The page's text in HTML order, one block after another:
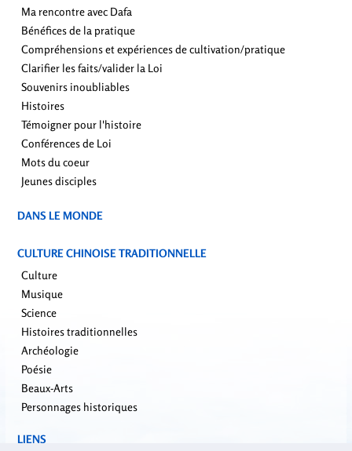
Ma rencontre avec Dafa
Bénéfices de la pratique
Compréhensions et expériences de cultivation/pratique
Clarifier les faits/valider la Loi
Souvenirs inoubliables
Histoires
Témoigner pour l'histoire
Conférences de Loi
Mots du coeur
Jeunes disciples
DANS LE MONDE
CULTURE CHINOISE TRADITIONNELLE
Culture
Musique
Science
Histoires traditionnelles
Archéologie
Poésie
Beaux-Arts
Personnages historiques
LIENS